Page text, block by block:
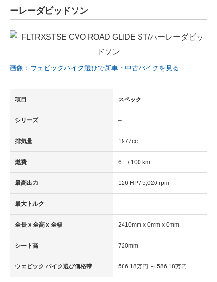
ーレーダビッドソン
画像：ウェビックバイク選びで新車・中古バイクを見る
項目 スペック
シリーズ –
排気量 1977cc
燃費 6 L / 100 km
最高出力 126 HP / 5,020 rpm
最大トルク
全長 x 全高 x 全幅 2410mm x 0mm x 0mm
シート高 720mm
ウェビック バイク選び価格帯 586.18万円 ～ 586.18万円